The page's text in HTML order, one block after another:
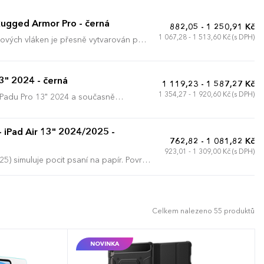
Armor Pro - černá
vláken je přesně vytvarován pro
uživatelský komfort při čtení nebo
882,05 - 1 250,91 Kč
1 067,28 - 1 513,60 Kč (s DPH)
2024 - černá
Pro 13" 2024 a současně
nebo sledování videí, přičemž
výřezy umožňují okamžitý přístup
1 119,23 - 1 587,27 Kč
1 354,27 - 1 920,60 Kč (s DPH)
iPad Air 13" 2024/2025 -
simuluje pocit psaní na papír. Povrch
nejvhodnější technologii potisku s
762,82 - 1 081,82 Kč
923,01 - 1 309,00 Kč (s DPH)
Celkem nalezeno 55 produktů
NOVINKA